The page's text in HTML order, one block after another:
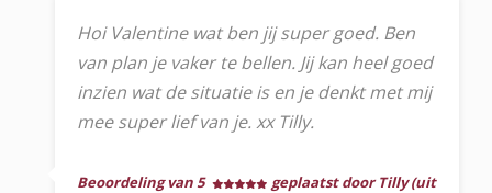
Hoi Valentine wat ben jij super goed. Ben
van plan je vaker te bellen. Jij kan heel goed
inzien wat de situatie is en je denkt met mij
mee super lief van je. xx Tilly.
Beoordeling van 5
geplaatst door Tilly (uit